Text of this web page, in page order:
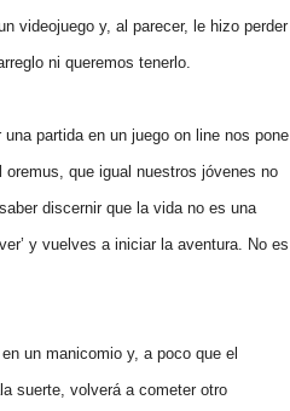
videojuego y, al parecer, le hizo perder
ni queremos tenerlo.
partida en un juego on line nos pone
que igual nuestros jóvenes no
discernir que la vida no es una
y vuelves a iniciar la aventura. No es
un manicomio y, a poco que el
suerte, volverá a cometer otro